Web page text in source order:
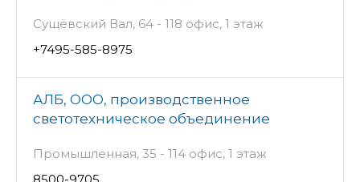
Сущёвский Вал, 64 - 118 офис, 1 этаж
+7495-585-8975
АЛБ, ООО, производственное
светотехническое объединение
Промышленная, 35 - 114 офис, 1 этаж